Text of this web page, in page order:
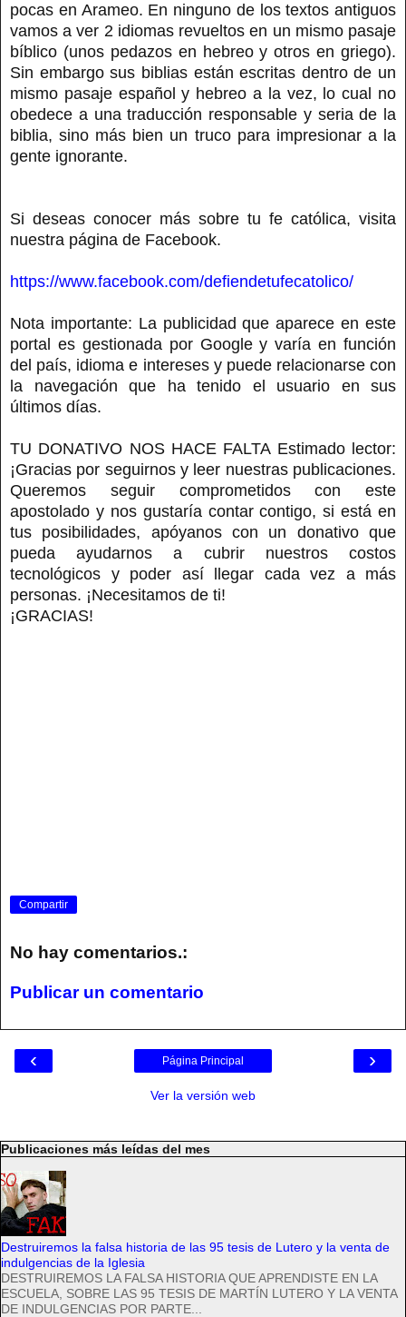
pocas en Arameo. En ninguno de los textos antiguos
vamos a ver 2 idiomas revueltos en un mismo pasaje
bíblico (unos pedazos en hebreo y otros en griego).
Sin embargo sus biblias están escritas dentro de un
mismo pasaje español y hebreo a la vez, lo cual no
obedece a una traducción responsable y seria de la
biblia, sino más bien un truco para impresionar a la
gente ignorante.
Si deseas conocer más sobre tu fe católica, visita
nuestra página de Facebook.
https://www.facebook.com/defiendetufecatolico/
Nota importante: La publicidad que aparece en este
portal es gestionada por Google y varía en función
del país, idioma e intereses y puede relacionarse con
la navegación que ha tenido el usuario en sus
últimos días.
TU DONATIVO NOS HACE FALTA Estimado lector:
¡Gracias por seguirnos y leer nuestras publicaciones.
Queremos seguir comprometidos con este
apostolado y nos gustaría contar contigo, si está en
tus posibilidades, apóyanos con un donativo que
pueda ayudarnos a cubrir nuestros costos
tecnológicos y poder así llegar cada vez a más
personas. ¡Necesitamos de ti!
¡GRACIAS!
Compartir
No hay comentarios.:
Publicar un comentario
‹ ›
Página Principal
Ver la versión web
Publicaciones más leídas del mes
Destruiremos la falsa historia de las 95 tesis de Lutero y la venta de
indulgencias de la Iglesia
DESTRUIREMOS LA FALSA HISTORIA QUE APRENDISTE EN LA
ESCUELA, SOBRE LAS 95 TESIS DE MARTÍN LUTERO Y LA VENTA
DE INDULGENCIAS POR PARTE...